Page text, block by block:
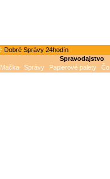
Dobré Správy 24hodín
Spravodajstvo
Mačka
Správy Papierové palety